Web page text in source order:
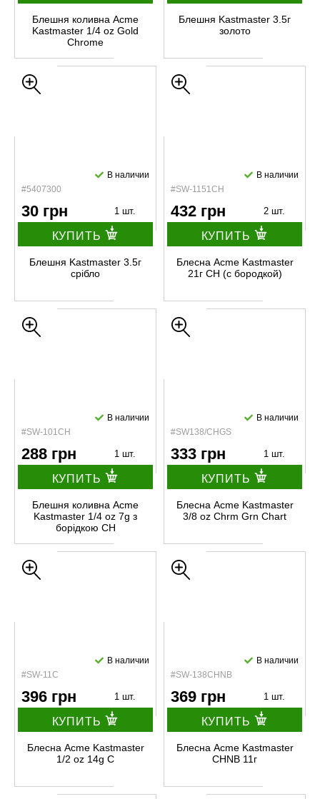
Блешня коливна Acme
Kastmaster 1/4 oz Gold
Chrome
Блешня Kastmaster 3.5г
золото
#5407300
В наличии
30 грн 1 шт.
КУПИТЬ
Блешня Kastmaster 3.5г
срібло
#SW-1151CH
В наличии
432 грн 2 шт.
КУПИТЬ
Блесна Acme Kastmaster
21г CH (с бородкой)
#SW-101CH
В наличии
288 грн 1 шт.
КУПИТЬ
Блешня коливна Acme
Kastmaster 1/4 oz 7g з
борiдкою CH
#SW138/CHGS
В наличии
333 грн 1 шт.
КУПИТЬ
Блесна Acme Kastmaster
3/8 oz Chrm Grn Chart
#SW-11C
В наличии
396 грн 1 шт.
КУПИТЬ
Блесна Acme Kastmaster
1/2 oz 14g C
#SW-138CHNB
В наличии
369 грн 1 шт.
КУПИТЬ
Блесна Acme Kastmaster
CHNB 11г